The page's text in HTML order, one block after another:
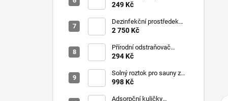
moře s rozprašovačem
249 Kč
Dezinfekční prostředek
pro úpravu pitné vody
2 750 Kč
Přírodní odstraňovač
fosfátů NoPhos 1L
294 Kč
Solný roztok pro sauny z
Mrtvého moře 5%, 5L
998 Kč
Adsorpční kuličky